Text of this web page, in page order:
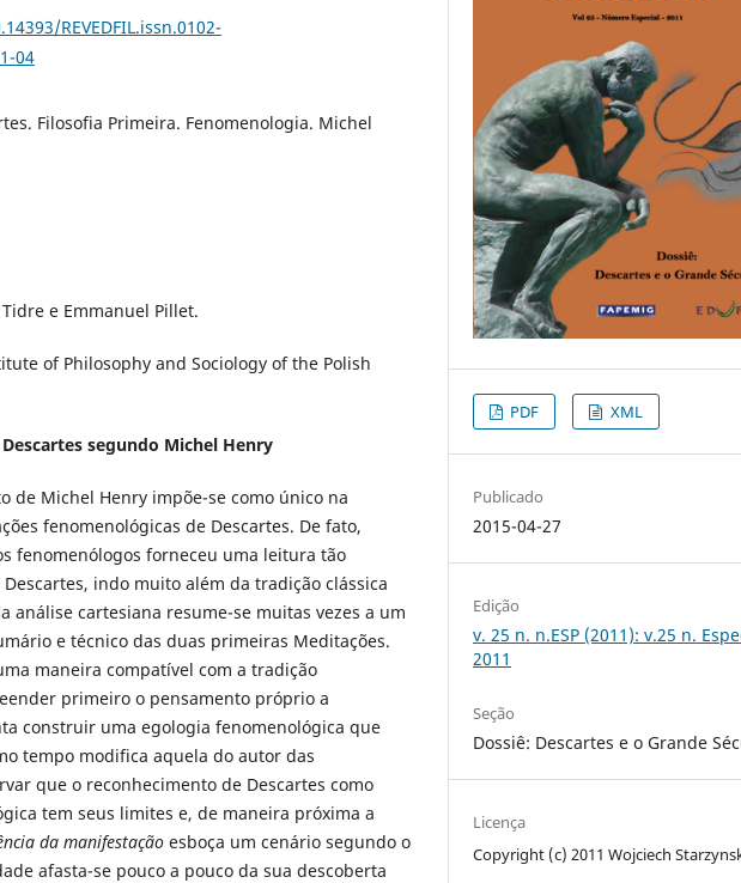
REVEDFIL.issn.0102-
04
Filosofia Primeira. Fenomenologia. Michel
e Emmanuel Pillet.
of Philosophy and Sociology of the Polish
segundo Michel Henry
de Michel Henry impõe-se como único na
fenomenológicas de Descartes. De fato,
fenomenólogos forneceu uma leitura tão
indo muito além da tradição clássica
análise cartesiana resume-se muitas vezes a um
e técnico das duas primeiras Meditações.
maneira compatível com a tradição
primeiro o pensamento próprio a
construir uma egologia fenomenológica que
tempo modifica aquela do autor das
que o reconhecimento de Descartes como
tem seus limites e, de maneira próxima a
da manifestação esboça um cenário segundo o
afasta-se pouco a pouco da sua descoberta
PDF XML
Publicado
2015-04-27
Edição
v. 25 n. n.ESP (2011): v.25 n.
2011
Seção
Dossiê: Descartes e o Grande
Licença
Copyright (c) 2011 Wojciech